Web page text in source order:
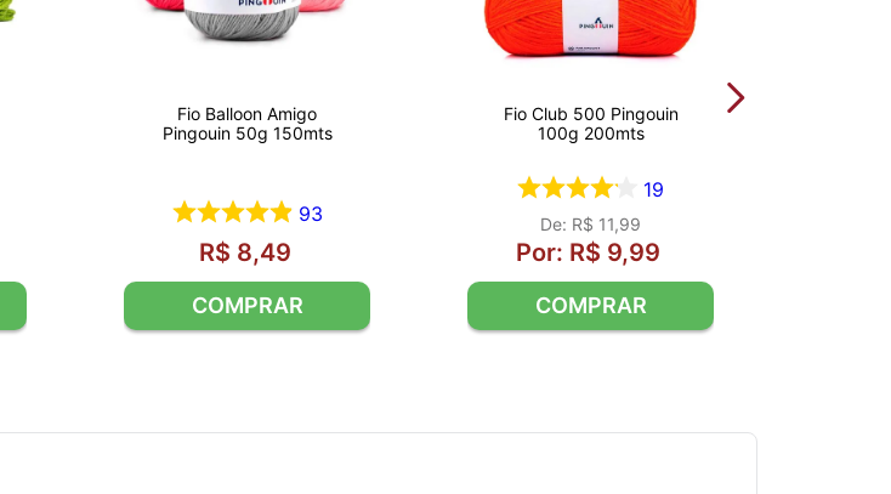
Fio Balloon Amigo
Pingouin 50g 150mts
93
R$ 8,49
Fio Club 500 Pingouin
100g 200mts
19
R$ 11,99
R$ 9,99